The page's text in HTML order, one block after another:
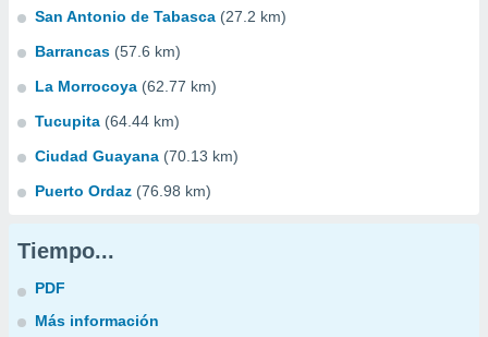
San Antonio de Tabasca (27.2 km)
Barrancas (57.6 km)
La Morrocoya (62.77 km)
Tucupita (64.44 km)
Ciudad Guayana (70.13 km)
Puerto Ordaz (76.98 km)
Tiempo...
PDF
Más información